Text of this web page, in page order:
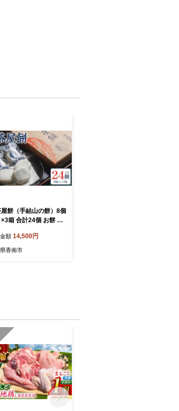
屋餅（手結山の餅）8個
×3箱 合計24個 お餅 モ
和菓子 おやつ スイー
スイーツ 澤餅茶屋 高
額 14,500円
香南市